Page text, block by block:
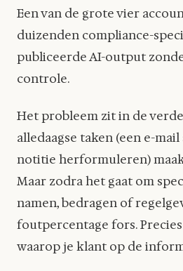
Een van de grote vier
duizenden compliance-
publiceerde AI-output
controle.
Het probleem zit in de
alledaagse taken (een e-
notitie herformuleren)
Maar zodra het gaat om
namen, bedragen of
foutpercentage fors.
waarop je klant op de